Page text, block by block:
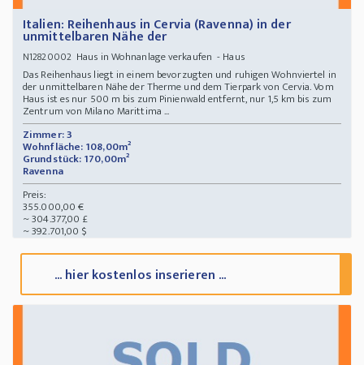
Italien: Reihenhaus in Cervia (Ravenna) in der
unmittelbaren Nähe der
N12820002Haus in Wohnanlage verkaufen - Haus
Das Reihenhaus liegt in einem bevorzugten und ruhigen Wohnviertel in
der unmittelbaren Nähe der Therme und dem Tierpark von Cervia. Vom
Haus ist es nur 500 m bis zum Pinienwald entfernt, nur 1,5 km bis zum
Zentrum von Milano Marittima ...
Zimmer: 3
Wohnfläche: 108,00m²
Grundstück: 170,00m²
Ravenna
Preis:
355.000,00 €
~ 304.377,00 £
~ 392.701,00 $
... hier kostenlos inserieren ...